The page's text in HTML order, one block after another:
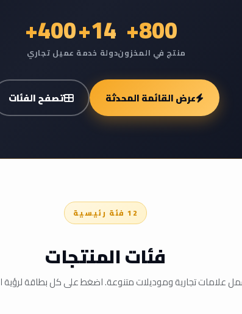
800+
منتج في المخزون
14+
دولة خدمة
400+
عميل تجاري
عرض القائمة المحدثة تصفح الفئات
12 فئة رئيسية
فئات المنتجات
علامات تجارية وموديلات متنوعة. اضغط على كل بطاقة لرؤية